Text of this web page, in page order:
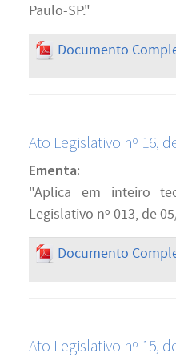
Paulo-SP."
Documento
Ato Legislativo nº 16,
Ementa:
"Aplica em inteiro
Legislativo nº 013, de
Documento
Ato Legislativo nº 15,